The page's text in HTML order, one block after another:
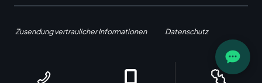
Zusendung vertraulicher Informationen Datenschutz